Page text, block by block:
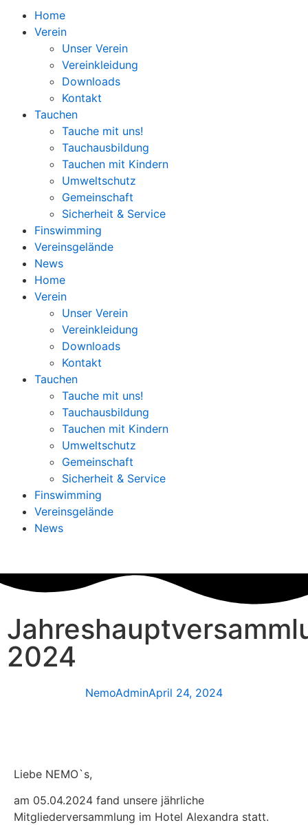
Home
Verein
Unser Verein
Vereinkleidung
Downloads
Kontakt
Tauchen
Tauche mit uns!
Tauchausbildung
Tauchen mit Kindern
Umweltschutz
Gemeinschaft
Sicherheit & Service
Finswimming
Vereinsgelände
News
Home
Verein
Unser Verein
Vereinkleidung
Downloads
Kontakt
Tauchen
Tauche mit uns!
Tauchausbildung
Tauchen mit Kindern
Umweltschutz
Gemeinschaft
Sicherheit & Service
Finswimming
Vereinsgelände
News
2024
NemoAdminApril 24, 2024
Liebe NEMO`s,
am 05.04.2024 fand unsere jährliche
Mitgliederversammlung im Hotel Alexandra statt.